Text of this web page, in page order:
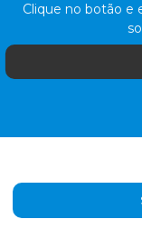
Clique no botão e